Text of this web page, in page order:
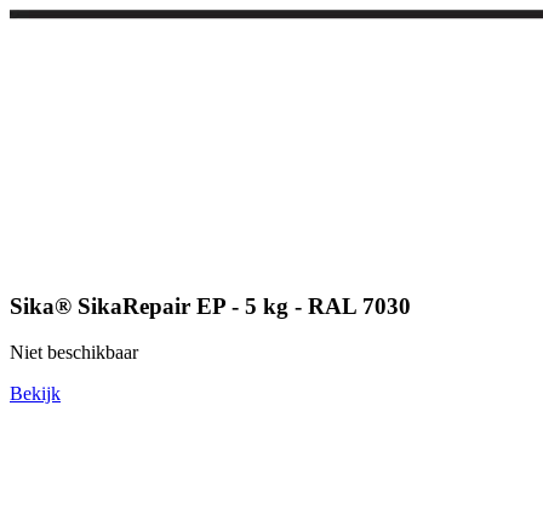
Sika® SikaRepair EP - 5 kg - RAL 7030
Niet beschikbaar
Bekijk